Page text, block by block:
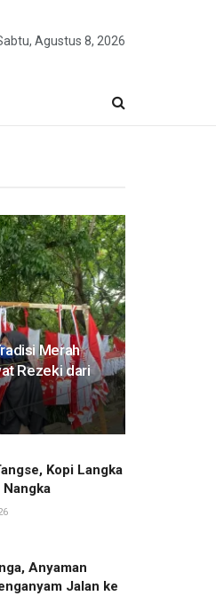
Agustus 8, 2026
Merah
Rezeki dari
Kopi Langka
Anyaman
Jalan ke